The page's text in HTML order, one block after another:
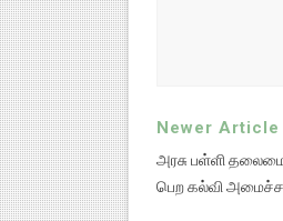
Newer Article
அரசு பள்ளி தலைமை
பெற கல்வி